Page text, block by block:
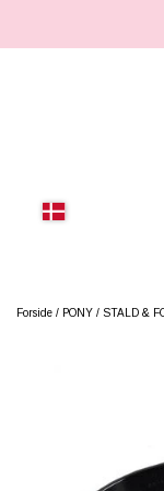
Forside PONY STALD &